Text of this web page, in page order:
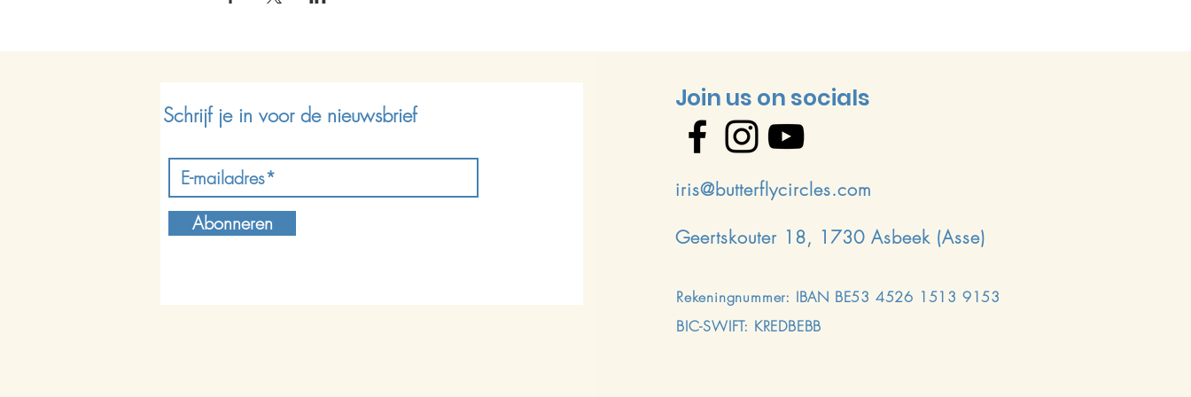
Schrijf je in voor de nieuwsbrief
Abonneren
Join us on socials
iris@butterflycircles.com
Geertskouter 18, 1730 Asbeek (Asse)
Rekeningnummer: IBAN BE53 4526 1513 9153
BIC-SWIFT: KREDBEBB